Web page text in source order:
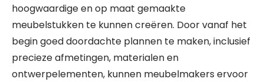
hoogwaardige en op maat gemaakte
meubelstukken te kunnen creëren. Door vanaf het
begin goed doordachte plannen te maken, inclusief
precieze afmetingen, materialen en
ontwerpelementen, kunnen meubelmakers ervoor